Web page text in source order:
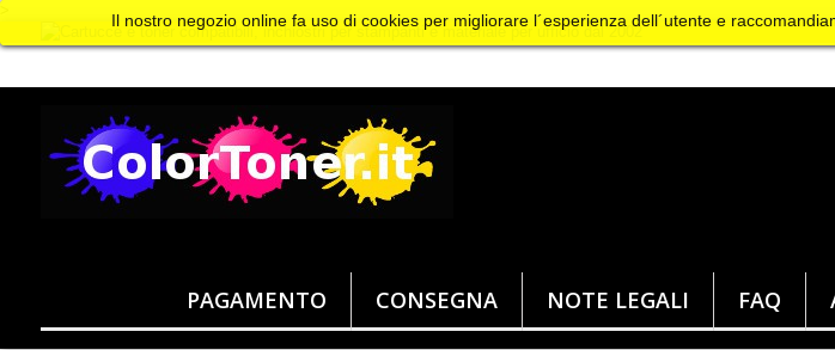
PAGAMENTO CONSEGNA NOTE LEGALI FAQ
Il nostro negozio online fa uso di cookies per migliorare l´esperienza dell´utente e